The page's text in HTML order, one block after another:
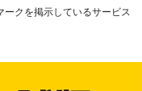
ークを掲示しているサービス